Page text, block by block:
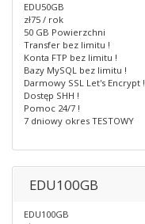
EDU50GB
zł75 / rok
50 GB Powierzchni
Transfer bez limitu !
Konta FTP bez limitu !
Bazy MySQL bez limitu !
Darmowy SSL Let's Encrypt !
Dostęp SHH !
Pomoc 24/7 !
7 dniowy okres TESTOWY
EDU100GB
EDU100GB